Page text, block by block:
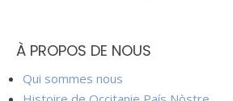
À PROPOS DE NOUS
Qui sommes nous